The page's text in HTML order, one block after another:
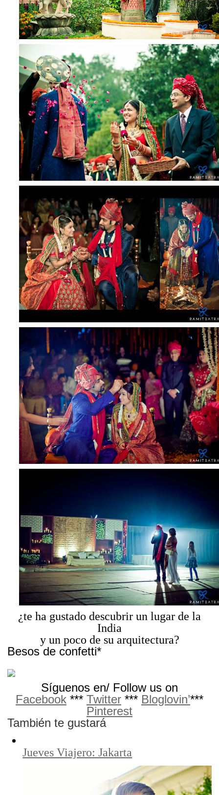
¿te ha gustado descubrir un lugar de la
India
y un poco de su arquitectura?
Besos de confetti*
Síguenos en/ Follow us on
Facebook *** Twitter *** Bloglovin’***
Pinterest
También te gustará
Jueves Viajero: Jakarta